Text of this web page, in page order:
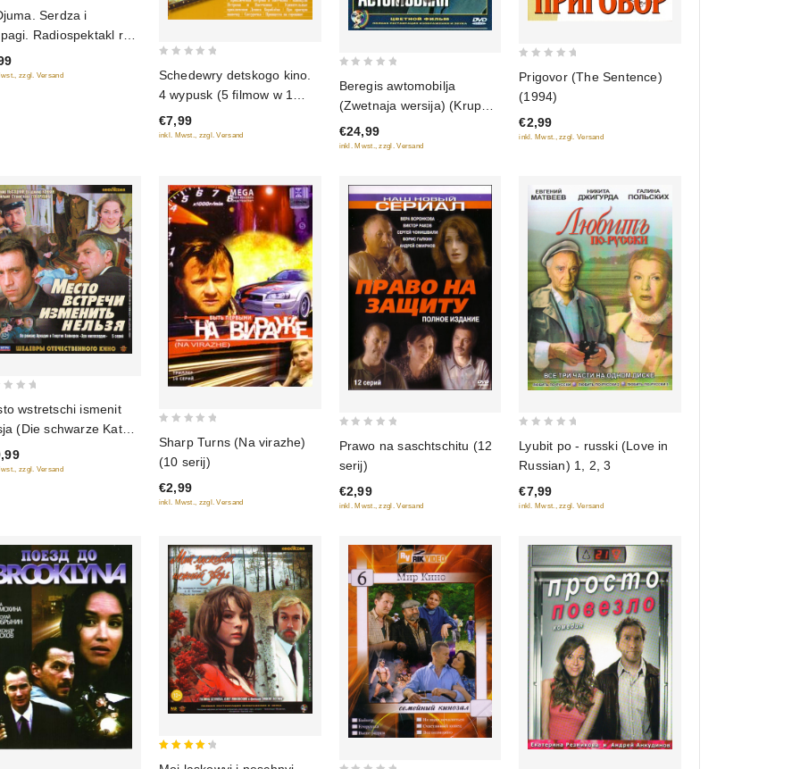
Serdza i
Radiospektakl ro
"Tri Muschketera"
mp3)
zzgl. Versand
of
5
Schedewry detskogo kino.
4 wypusk (5 filmow w 1
diske)
€7,99
inkl. Mwst., zzgl. Versand
of
5
Beregis awtomobilja
(Zwetnaja wersija) (Krupnyj
plan) (2 DVD)
€24,99
inkl. Mwst., zzgl. Versand
out
of
5
Prigovor (The Sentence)
(1994)
€2,99
inkl. Mwst., zzgl. Versand
wstretschi ismenit
(Die schwarze Katze)
(2 Blu-Ray)
zzgl. Versand of
5
Sharp Turns (Na virazhe)
(10 serij)
€2,99
inkl. Mwst., zzgl. Versand
of
5
Prawo na saschtschitu (12
serij)
€2,99
inkl. Mwst., zzgl. Versand
out
of
5
Lyubit po - russki (Love in
Russian) 1, 2, 3
€7,99
inkl. Mwst., zzgl. Versand